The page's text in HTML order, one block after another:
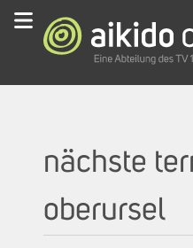
nächste
oberursel